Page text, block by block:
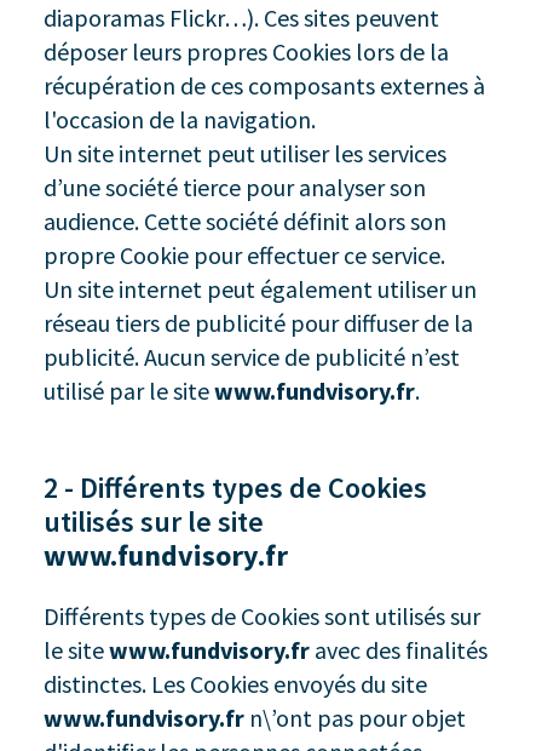
diaporamas Flickr…). Ces sites peuvent
déposer leurs propres Cookies lors de la
récupération de ces composants externes à
l'occasion de la navigation.
Un site internet peut utiliser les services
d’une société tierce pour analyser son
audience. Cette société définit alors son
propre Cookie pour effectuer ce service.
Un site internet peut également utiliser un
réseau tiers de publicité pour diffuser de la
publicité. Aucun service de publicité n’est
utilisé par le sitewww.fundvisory.fr.
2 - Différents types de Cookies
utilisés sur le site
www.fundvisory.fr
Différents types de Cookies sont utilisés sur
le sitewww.fundvisory.fr avec des finalités
distinctes. Les Cookies envoyés du site
www.fundvisory.fr n\’ont pas pour objet